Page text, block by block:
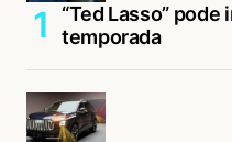
“Ted Lasso” pode
temporada